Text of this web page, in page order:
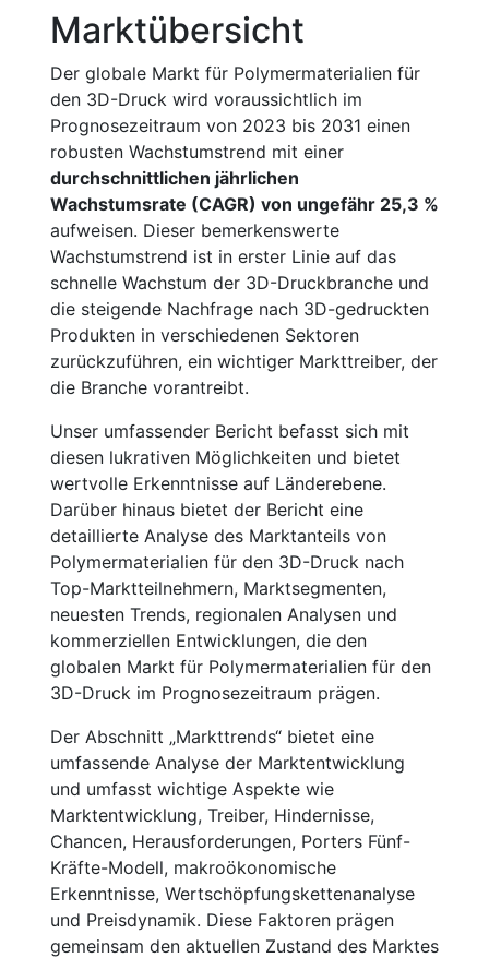
Marktübersicht
Der globale Markt für Polymermaterialien für
den 3D-Druck wird voraussichtlich im
Prognosezeitraum von 2023 bis 2031 einen
robusten Wachstumstrend mit einer
durchschnittlichen jährlichen
Wachstumsrate (CAGR) von ungefähr 25,3 %
aufweisen. Dieser bemerkenswerte
Wachstumstrend ist in erster Linie auf das
schnelle Wachstum der 3D-Druckbranche und
die steigende Nachfrage nach 3D-gedruckten
Produkten in verschiedenen Sektoren
zurückzuführen, ein wichtiger Markttreiber, der
die Branche vorantreibt.
Unser umfassender Bericht befasst sich mit
diesen lukrativen Möglichkeiten und bietet
wertvolle Erkenntnisse auf Länderebene.
Darüber hinaus bietet der Bericht eine
detaillierte Analyse des Marktanteils von
Polymermaterialien für den 3D-Druck nach
Top-Marktteilnehmern, Marktsegmenten,
neuesten Trends, regionalen Analysen und
kommerziellen Entwicklungen, die den
globalen Markt für Polymermaterialien für den
3D-Druck im Prognosezeitraum prägen.
Der Abschnitt „Markttrends“ bietet eine
umfassende Analyse der Marktentwicklung
und umfasst wichtige Aspekte wie
Marktentwicklung, Treiber, Hindernisse,
Chancen, Herausforderungen, Porters Fünf-
Kräfte-Modell, makroökonomische
Erkenntnisse, Wertschöpfungskettenanalyse
und Preisdynamik. Diese Faktoren prägen
gemeinsam den aktuellen Zustand des Marktes